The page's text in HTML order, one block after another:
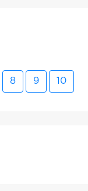
8 9 10